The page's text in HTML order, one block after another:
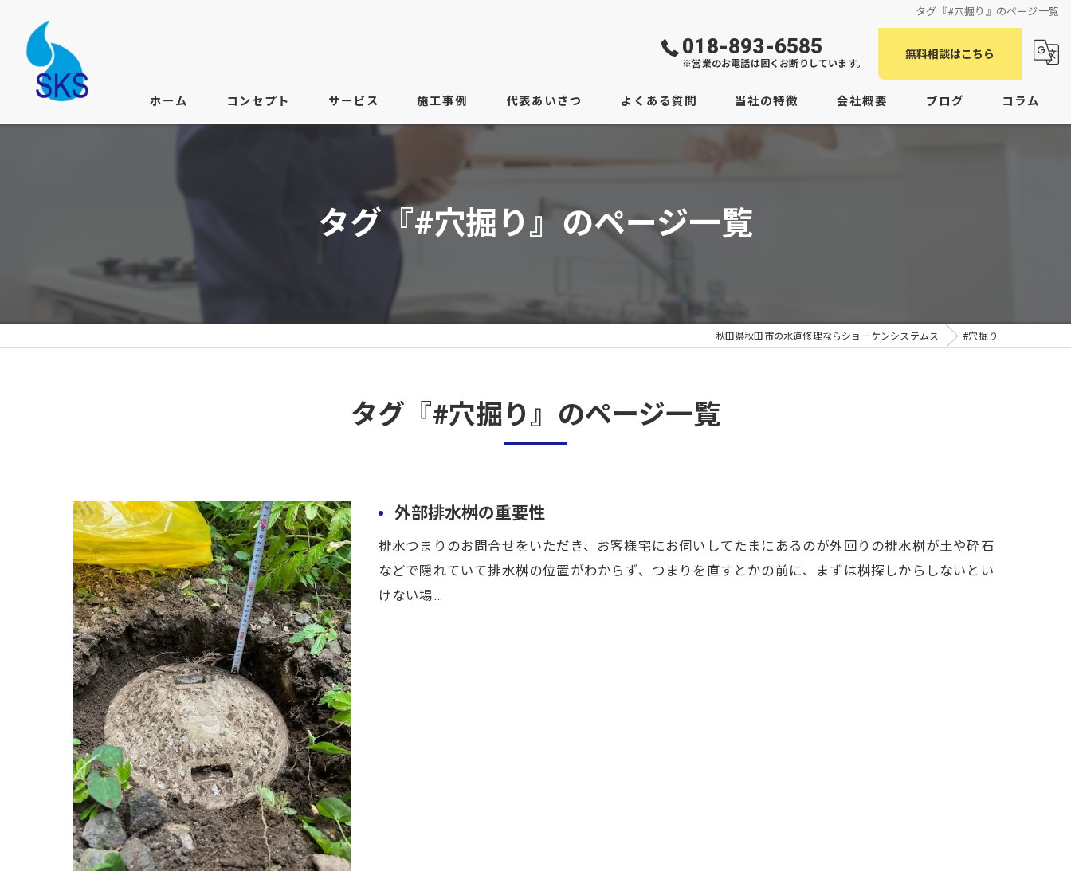
タグ『#穴掘り』のページ一覧
018-893-6585
※営業のお電話は固くお断りしています。
無料相談はこちら
ホーム コンセプト サービス 施工事例 代表あいさつ よくある質問 当社の特徴
臭い
会社概要 ブログ コラム
タグ『#穴掘り』のページ一覧
秋田県秋田市の水道修理ならショーケンシステムス #穴掘り
タグ『#穴掘り』のページ一覧
外部排水桝の重要性
排水つまりのお問合せをいただき、お客様宅にお伺いしてたまにあるのが外回りの排水桝が土や砕石
などで隠れていて排水桝の位置がわからず、つまりを直すとかの前に、まずは桝探しからしないとい
けない場…